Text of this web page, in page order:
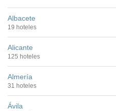
Albacete
19 hoteles
Alicante
125 hoteles
Almería
31 hoteles
Ávila